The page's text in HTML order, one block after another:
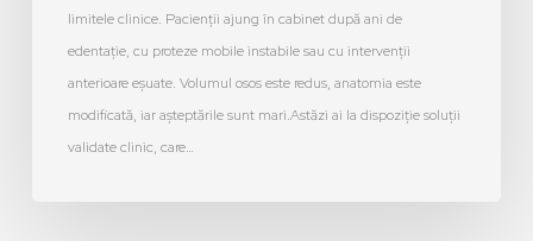
limitele clinice. Pacienții ajung în cabinet după ani de
edentație, cu proteze mobile instabile sau cu intervenții
anterioare eșuate. Volumul osos este redus, anatomia este
modificată, iar așteptările sunt mari.Astăzi ai la dispoziție soluții
validate clinic, care…